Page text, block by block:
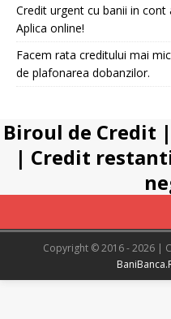
Credit urgent cu banii in cont
Aplica online!
Facem rata creditului mai
de plafonarea dobanzilor.
Biroul de Credit |
| Credit
Copyright © 2016 - 2026 |